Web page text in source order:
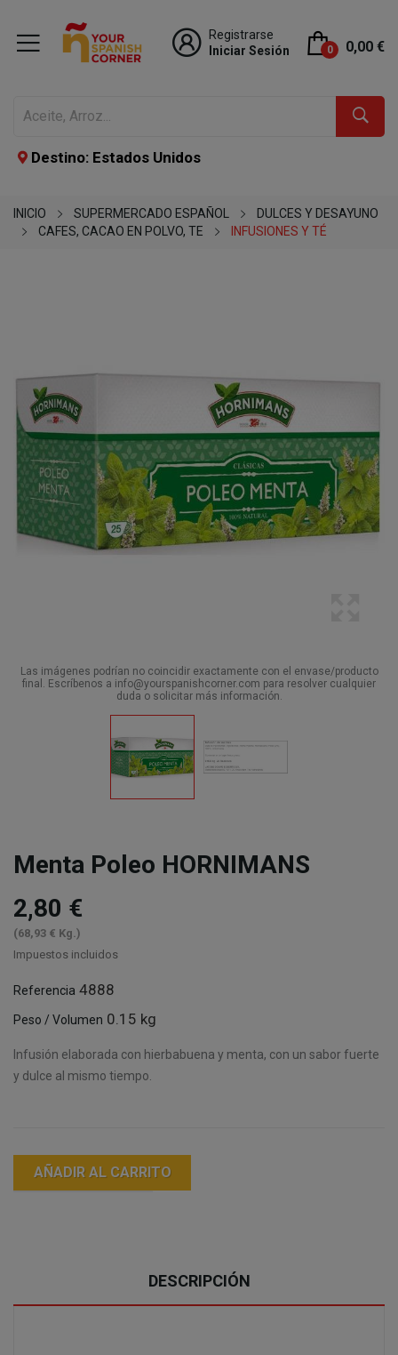
Registrarse
Iniciar Sesión
0 0,00 €
Destino: Estados Unidos
INICIO SUPERMERCADO ESPAÑOL
DULCES Y DESAYUNO
CAFES, CACAO EN POLVO, TE
INFUSIONES Y TÉ
Las imágenes podrían no coincidir exactamente con el envase/producto
final. Escríbenos a info@yourspanishcorner.com para resolver cualquier
duda o solicitar más información.
Menta Poleo HORNIMANS
2,80 €
(68,93 € Kg.)
Impuestos incluidos
Referencia 4888
Peso / Volumen 0.15 kg
Infusión elaborada con hierbabuena y menta, con un sabor fuerte
y dulce al mismo tiempo.
AÑADIR AL CARRITO
DESCRIPCIÓN